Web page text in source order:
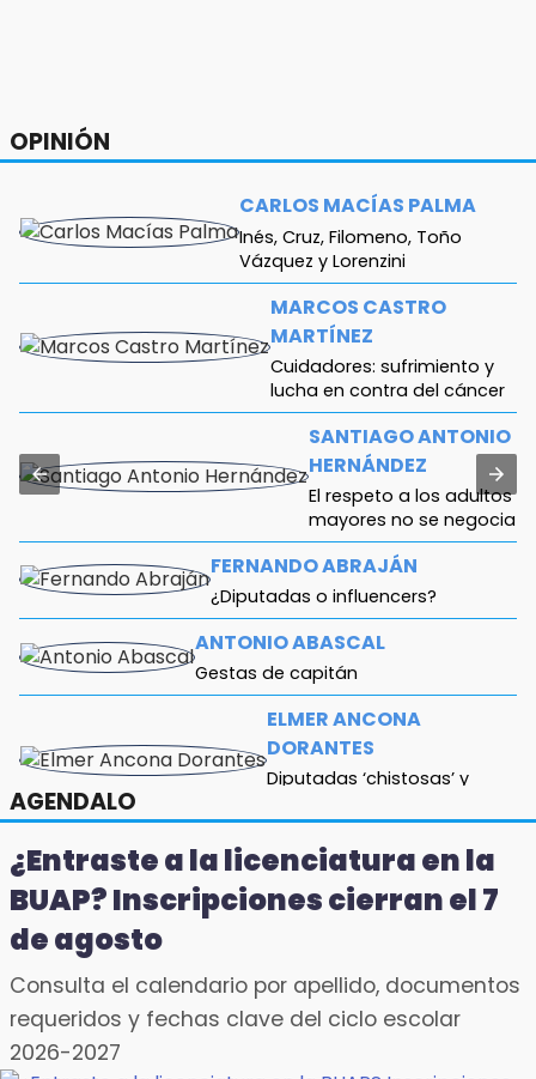
OPINIÓN
CARLOS MACÍAS PALMA
Inés, Cruz, Filomeno, Toño
Vázquez y Lorenzini
MARCOS CASTRO
MARTÍNEZ
Cuidadores: sufrimiento y
lucha en contra del cáncer
SANTIAGO ANTONIO
HERNÁNDEZ
El respeto a los adultos
mayores no se negocia
FERNANDO ABRAJÁN
¿Diputadas o influencers?
ANTONIO ABASCAL
Gestas de capitán
ELMER ANCONA
DORANTES
Diputadas ‘chistosas’ y
AGENDALO
¿Entraste a la licenciatura en la
BUAP? Inscripciones cierran el 7
de agosto
Consulta el calendario por apellido, documentos
requeridos y fechas clave del ciclo escolar
2026-2027